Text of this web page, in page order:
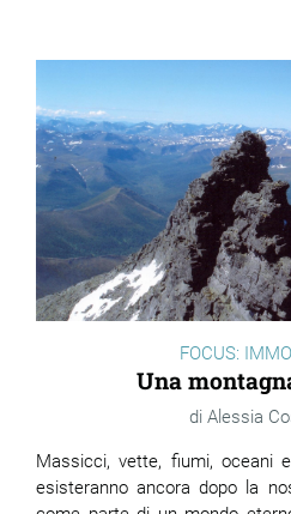
FOCUS:
Una
Alessia
Massicci, vette, fiumi, oceani
esisteranno ancora dopo la